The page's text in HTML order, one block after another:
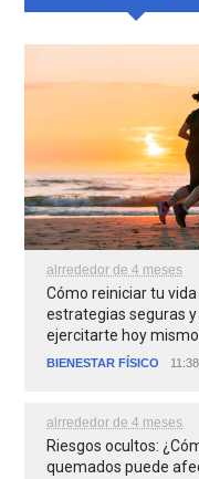
alrrededor de 4 meses
Cómo reiniciar tu
estrategias seguras
ejercitarte hoy mismo.
BIENESTAR FÍSICO
alrrededor de 4 meses
Riesgos ocultos:
quemados puede